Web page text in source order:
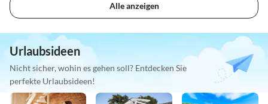
Alle anzeigen
Urlaubsideen
Nicht sicher, wohin es gehen soll? Entdecken Sie
perfekte Urlaubsideen!